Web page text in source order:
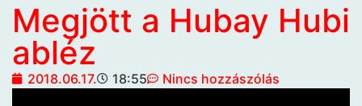
Megjött a Hubay Hubi
abléz
2018.06.17. 18:55 Nincs hozzászólás